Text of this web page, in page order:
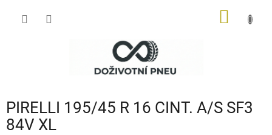
PIRELLI 195/45 R 16 CINT. A/S SF3
84V XL